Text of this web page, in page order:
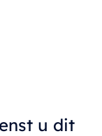
u dit